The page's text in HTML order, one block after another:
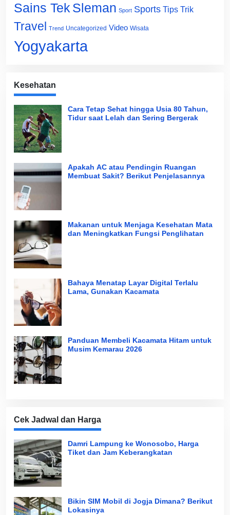
Sains Tek Sleman Sport Sports Tips Trik
Travel Trend Uncategorized Video Wisata
Yogyakarta
Kesehatan
Cara Tetap Sehat hingga Usia 80 Tahun,
Tidur saat Lelah dan Sering Bergerak
Apakah AC atau Pendingin Ruangan
Membuat Sakit? Berikut Penjelasannya
Makanan untuk Menjaga Kesehatan Mata
dan Meningkatkan Fungsi Penglihatan
Bahaya Menatap Layar Digital Terlalu
Lama, Gunakan Kacamata
Panduan Membeli Kacamata Hitam untuk
Musim Kemarau 2026
Cek Jadwal dan Harga
Damri Lampung ke Wonosobo, Harga
Tiket dan Jam Keberangkatan
Bikin SIM Mobil di Jogja Dimana? Berikut
Lokasinya